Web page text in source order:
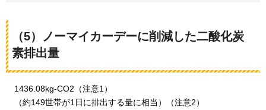
（5）ノーマイカーデーに削減した二酸化炭
素排出量
1436.08kg-CO2（注意1）
（約149世帯が1日に排出する量に相当）（注意2）